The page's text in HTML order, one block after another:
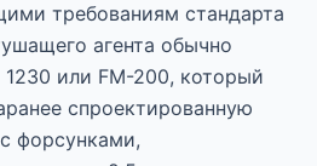
требованиям стандарта
агента обычно
1230 или FM-200, который
спроектированную
форсунками,